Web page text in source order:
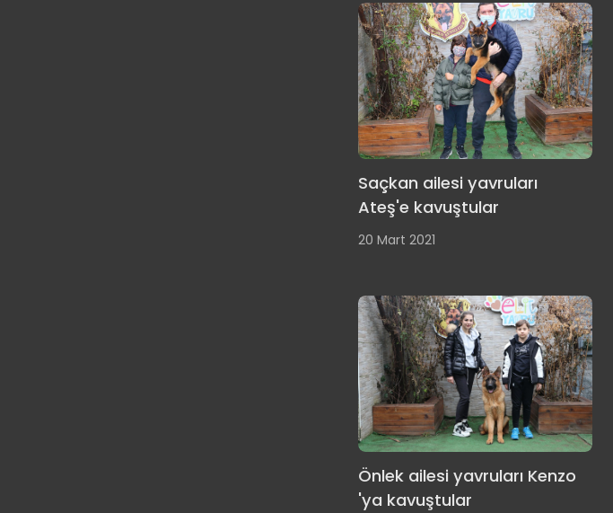
Saçkan ailesi yavruları
Ateş'e kavuştular
20 Mart 2021
Önlek ailesi yavruları Kenzo
'ya kavuştular